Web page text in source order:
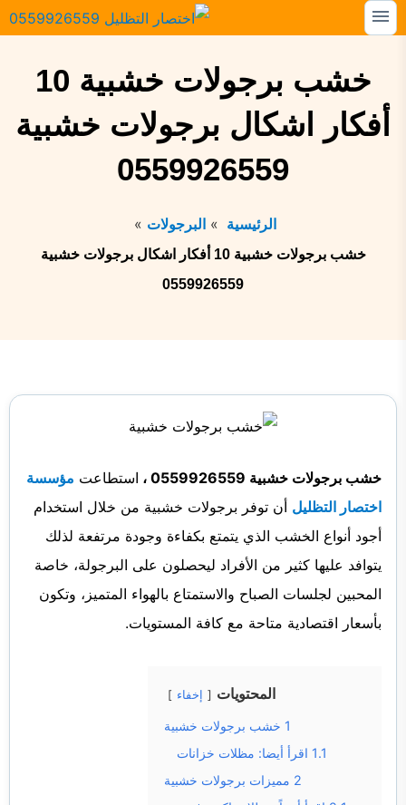
التجاوز
المحتوى
القائمة
عن:
ابحث
المظلات
البرجولات
خشب برجولات خشبية 10
أفكار اشكال برجولات خشبية
0559926559
الرئيسية
البرجولات
خشب برجولات خشبية 10 أفكار اشكال برجولات خشبية
0559926559
خشب برجولات خشبية 0559926559 ، استطاعت مؤسسة
اختصار التظليل أن توفر برجولات خشبية من خلال استخدام
أجود أنواع الخشب الذي يتمتع بكفاءة وجودة مرتفعة لذلك
يتوافد عليها كثير من الأفراد ليحصلون على البرجولة، خاصة
المحبين لجلسات الصباح والاستمتاع بالهواء المتميز، وتكون
بأسعار اقتصادية متاحة مع كافة المستويات.
المحتويات إخفاء
1 خشب برجولات خشبية
1.1 اقرأ أيضا: مظلات خزانات
2 مميزات برجولات خشبية